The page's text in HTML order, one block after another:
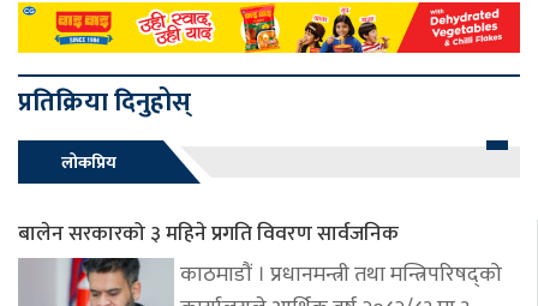
प्रतिक्रिया दिनुहोस्
लोकप्रिय
बालेन सरकारको ३ महिने प्रगति विवरण सार्वजनिक
काठमाडौं । प्रधानमन्त्री तथा मन्त्रिपरिषद्को